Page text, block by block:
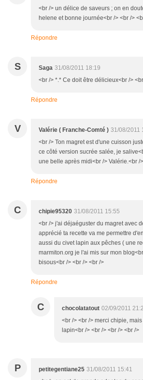
<br /> un délice de saveurs ; on en
helene et bonne journée<br /> <br />
Répondre
S Saga 31/08/2011 18:19
<br /> *.* Ce doit être délicieux<br />
Répondre
V Valérie ( Franche-Comté ) 31/08/2011
<br /> Ton magret est d'une cuisson
ce côté version sucrée salée, je
une belle après midi<br /> Valérie.<br /
Répondre
C chipie95320 31/08/2011 15:55
<br /> j'ai déjaéguster du magret avec
apprécié ta recette va me permettre
aussi du civet lapin aux pêches ( une
marmiton.org je l'ai mis sur mon
bisous<br /> <br /> <br />
Répondre
C chocolatatout 02/09/2011
<br /> <br /> merci chipie,
lapin<br /> <br /> <br /> <br />
P petitegentiane25 31/08/2011 15:41